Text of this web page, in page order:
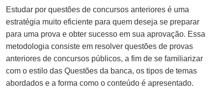
Estudar por questões de concursos anteriores é uma
estratégia muito eficiente para quem deseja se preparar
para uma prova e obter sucesso em sua aprovação. Essa
metodologia consiste em resolver questões de provas
anteriores de concursos públicos, a fim de se familiarizar
com o estilo das Questões da banca, os tipos de temas
abordados e a forma como o conteúdo é apresentado.